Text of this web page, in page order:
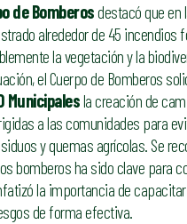
de Bomberosdestacó que en
alrededor de 45 incendios
la vegetación y la
el Cuerpo de Bomberos
Municipalesla creación de
a las comunidades para
y quemas agrícolas. Se
bomberos ha sido clave para
la importancia de
de forma efectiva.